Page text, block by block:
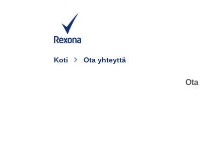
Koti Ota yhteyttä